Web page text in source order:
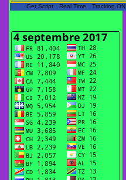
Get Script Real Time Tracking ON